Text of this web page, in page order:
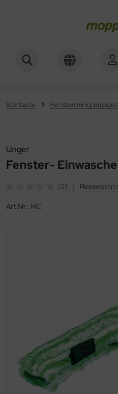
Startseite
Unger
Fenster-
(0)
Art.Nr.: MC